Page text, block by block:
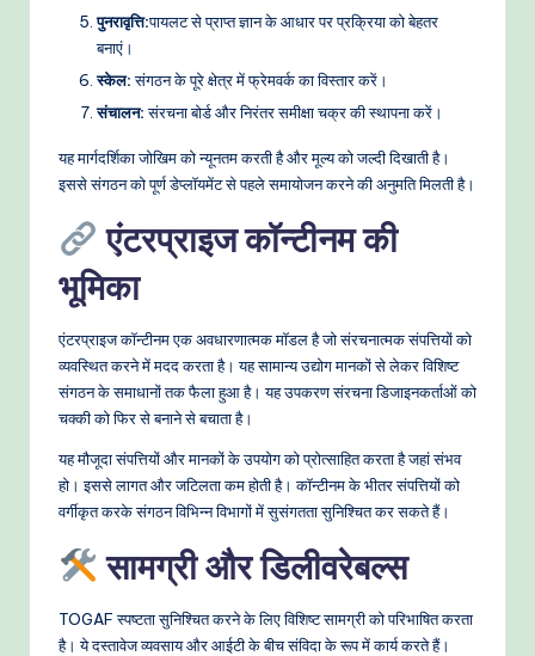
पुनरावृत्ति:पायलट से प्राप्त ज्ञान के आधार पर प्रक्रिया को बेहतर
बनाएं।
स्केल:संगठन के पूरे क्षेत्र में फ्रेमवर्क का विस्तार करें।
संचालन:संरचना बोर्ड और निरंतर समीक्षा चक्र की स्थापना करें।
यह मार्गदर्शिका जोखिम को न्यूनतम करती है और मूल्य को जल्दी दिखाती है।
इससे संगठन को पूर्ण डेप्लॉयमेंट से पहले समायोजन करने की अनुमति मिलती है।
एंटरप्राइज कॉन्टीनम की
भूमिका
एंटरप्राइज कॉन्टीनम एक अवधारणात्मक मॉडल है जो संरचनात्मक संपत्तियों को
व्यवस्थित करने में मदद करता है। यह सामान्य उद्योग मानकों से लेकर विशिष्ट
संगठन के समाधानों तक फैला हुआ है। यह उपकरण संरचना डिजाइनकर्ताओं को
चक्की को फिर से बनाने से बचाता है।
यह मौजूदा संपत्तियों और मानकों के उपयोग को प्रोत्साहित करता है जहां संभव
हो। इससे लागत और जटिलता कम होती है। कॉन्टीनम के भीतर संपत्तियों को
वर्गीकृत करके संगठन विभिन्न विभागों में सुसंगतता सुनिश्चित कर सकते हैं।
सामग्री और डिलीवरेबल्स
TOGAF स्पष्टता सुनिश्चित करने के लिए विशिष्ट सामग्री को परिभाषित करता
है। ये दस्तावेज व्यवसाय और आईटी के बीच संविदा के रूप में कार्य करते हैं।